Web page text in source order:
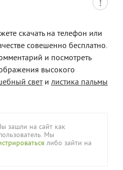
скачать на телефон или
совешенно бесплатно.
и посмотреть
высокого
свети листика пальмы
зашли на сайт как
Мы
либо зайти на